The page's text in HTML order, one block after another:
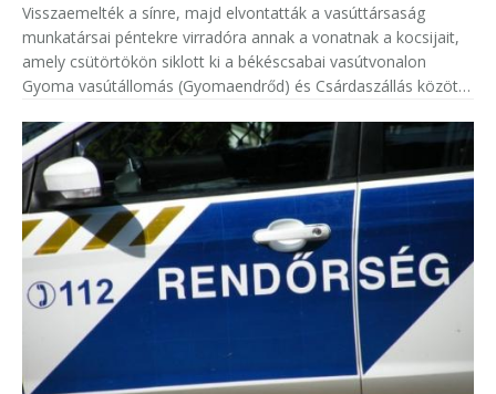
Visszaemelték a sínre, majd elvontatták a vasúttársaság
munkatársai péntekre virradóra annak a vonatnak a kocsijait,
amely csütörtökön siklott ki a békéscsabai vasútvonalon
Gyoma vasútállomás (Gyomaendrőd) és Csárdaszállás között -
t.